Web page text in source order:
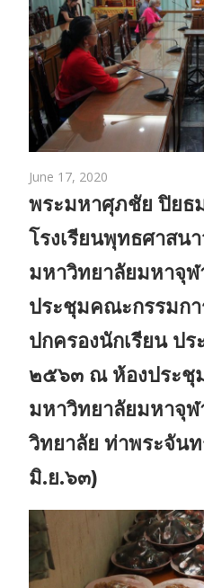
June 17, 2020
พระมหาศุภชัย ปิยธ
โรงเรียนพุทธศาสน
มหาวิทยาลัยมหาจุฬ
ประชุมคณะกรรมก
ปกครองนักเรียน ปร
๒๕๖๓ ณ ห้องประชุ
มหาวิทยาลัยมหาจุ
วิทยาลัย ท่าพระจัน
มิ.ย.๖๓)